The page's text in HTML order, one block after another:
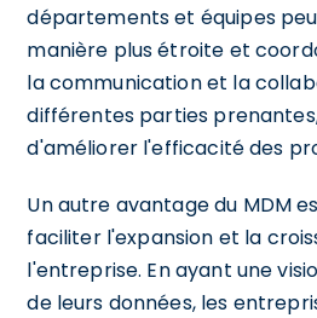
départements et équipes
manière plus étroite et
la communication et la
différentes parties
d'améliorer l'efficacité des
Un autre avantage du MDM
faciliter l'expansion et la
l'entreprise. En ayant une
de leurs données, les